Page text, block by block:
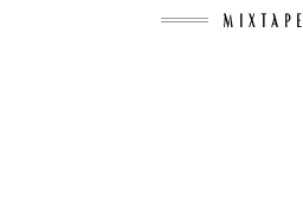
MIXTAPE